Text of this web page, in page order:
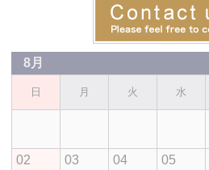
8月
日 月 火 水
02 03 04 05